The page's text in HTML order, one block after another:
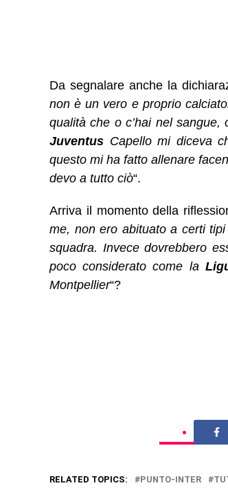
Da segnalare anche la
non è un vero e proprio
qualità che o c’hai nel
Juventus Capello mi diceva
questo mi ha fatto allenare
devo a tutto ciò“.
Arriva il momento della
me, non ero abituato a certi
squadra. Invece dovrebbero
poco considerato come la
Montpellier“?
RELATED TOPICS: PUNTO-INTER